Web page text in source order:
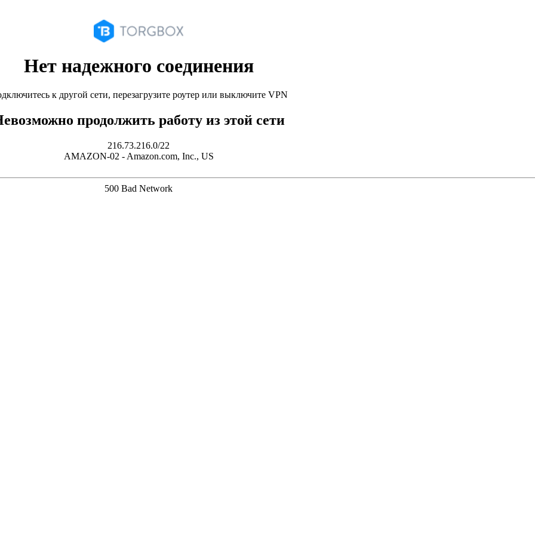
Нет надежного соединения
к другой сети, перезагрузите роутер или выключите VPN
продолжить работу из этой сети
216.73.216.0/22
AMAZON-02 - Amazon.com, Inc., US
500 Bad Network